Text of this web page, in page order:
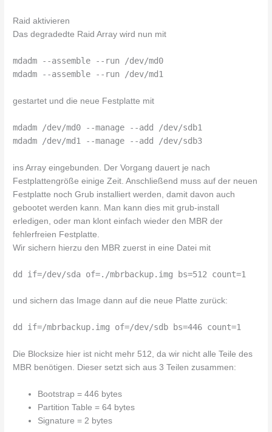
Raid aktivieren
Das degradedte Raid Array wird nun mit
mdadm --assemble --run /dev/md0
mdadm --assemble --run /dev/md1
gestartet und die neue Festplatte mit
mdadm /dev/md0 --manage --add /dev/sdb1
mdadm /dev/md1 --manage --add /dev/sdb3
ins Array eingebunden. Der Vorgang dauert je nach
Festplattengröße einige Zeit. Anschließend muss auf der neuen
Festplatte noch Grub installiert werden, damit davon auch
gebootet werden kann. Man kann dies mit grub-install
erledigen, oder man klont einfach wieder den MBR der
fehlerfreien Festplatte.
Wir sichern hierzu den MBR zuerst in eine Datei mit
dd if=/dev/sda of=./mbrbackup.img bs=512 count=1
und sichern das Image dann auf die neue Platte zurück:
dd if=/mbrbackup.img of=/dev/sdb bs=446 count=1
Die Blocksize hier ist nicht mehr 512, da wir nicht alle Teile des
MBR benötigen. Dieser setzt sich aus 3 Teilen zusammen:
Bootstrap = 446 bytes
Partition Table = 64 bytes
Signature = 2 bytes